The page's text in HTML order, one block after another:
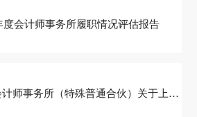
度会计师事务所履职情况评估报告
天健会计师事务所（特殊普通合伙）关于上海复洁科技股份有限公司2025年度非经营性资金占用及其他关联资金往来情况的专项审计说明